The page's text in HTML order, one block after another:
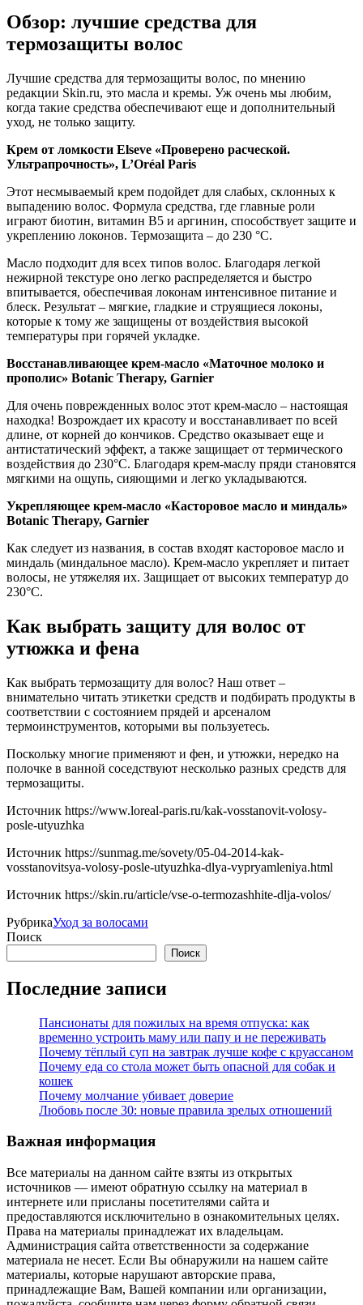
Обзор: лучшие средства для
термозащиты волос
Лучшие средства для термозащиты волос, по мнению
редакции Skin.ru, это масла и кремы. Уж очень мы любим,
когда такие средства обеспечивают еще и дополнительный
уход, не только защиту.
Крем от ломкости Elseve «Проверено расческой.
Ультрапрочность», L’Oréal Paris
Этот несмываемый крем подойдет для слабых, склонных к
выпадению волос. Формула средства, где главные роли
играют биотин, витамин В5 и аргинин, способствует защите и
укреплению локонов. Термозащита – до 230 °C.
Масло подходит для всех типов волос. Благодаря легкой
нежирной текстуре оно легко распределяется и быстро
впитывается, обеспечивая локонам интенсивное питание и
блеск. Результат – мягкие, гладкие и струящиеся локоны,
которые к тому же защищены от воздействия высокой
температуры при горячей укладке.
Восстанавливающее крем-масло «Маточное молоко и
прополис» Botanic Therapy, Garnier
Для очень поврежденных волос этот крем-масло – настоящая
находка! Возрождает их красоту и восстанавливает по всей
длине, от корней до кончиков. Средство оказывает еще и
антистатический эффект, а также защищает от термического
воздействия до 230°С. Благодаря крем-маслу пряди становятся
мягкими на ощупь, сияющими и легко укладываются.
Укрепляющее крем-масло «Касторовое масло и миндаль»
Botanic Therapy, Garnier
Как следует из названия, в состав входят касторовое масло и
миндаль (миндальное масло). Крем-масло укрепляет и питает
волосы, не утяжеляя их. Защищает от высоких температур до
230°С.
Как выбрать защиту для волос от
утюжка и фена
Как выбрать термозащиту для волос? Наш ответ –
внимательно читать этикетки средств и подбирать продукты в
соответствии с состоянием прядей и арсеналом
термоинструментов, которыми вы пользуетесь.
Поскольку многие применяют и фен, и утюжки, нередко на
полочке в ванной соседствуют несколько разных средств для
термозащиты.
Источник https://www.loreal-paris.ru/kak-vosstanovit-volosy-
posle-utyuzhka
Источник https://sunmag.me/sovety/05-04-2014-kak-
vosstanovitsya-volosy-posle-utyuzhka-dlya-vypryamleniya.html
Источник https://skin.ru/article/vse-o-termozashhite-dlja-volos/
РубрикаУход за волосами
Поиск
Поиск
Последние записи
Пансионаты для пожилых на время отпуска: как
временно устроить маму или папу и не переживать
Почему тёплый суп на завтрак лучше кофе с круассаном
Почему еда со стола может быть опасной для собак и
кошек
Почему молчание убивает доверие
Любовь после 30: новые правила зрелых отношений
Важная информация
Все материалы на данном сайте взяты из открытых
источников — имеют обратную ссылку на материал в
интернете или присланы посетителями сайта и
предоставляются исключительно в ознакомительных целях.
Права на материалы принадлежат их владельцам.
Администрация сайта ответственности за содержание
материала не несет. Если Вы обнаружили на нашем сайте
материалы, которые нарушают авторские права,
принадлежащие Вам, Вашей компании или организации,